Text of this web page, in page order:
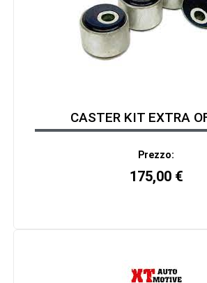
CASTER KIT EXTRA
Prezzo:
175,00 €